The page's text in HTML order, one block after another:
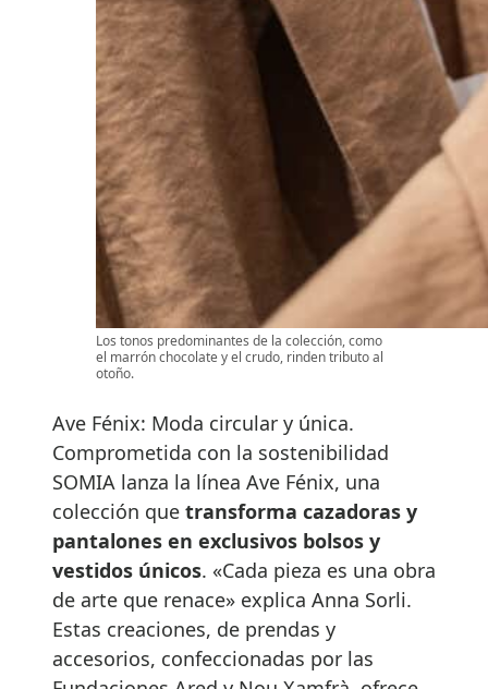
Los tonos predominantes de la colección, como
el marrón chocolate y el crudo, rinden tributo al
otoño.
Ave Fénix: Moda circular y única.
Comprometida con la sostenibilidad
SOMIA lanza la línea Ave Fénix, una
colección que transforma cazadoras y
pantalones en exclusivos bolsos y
vestidos únicos. «Cada pieza es una obra
de arte que renace» explica Anna Sorli.
Estas creaciones, de prendas y
accesorios, confeccionadas por las